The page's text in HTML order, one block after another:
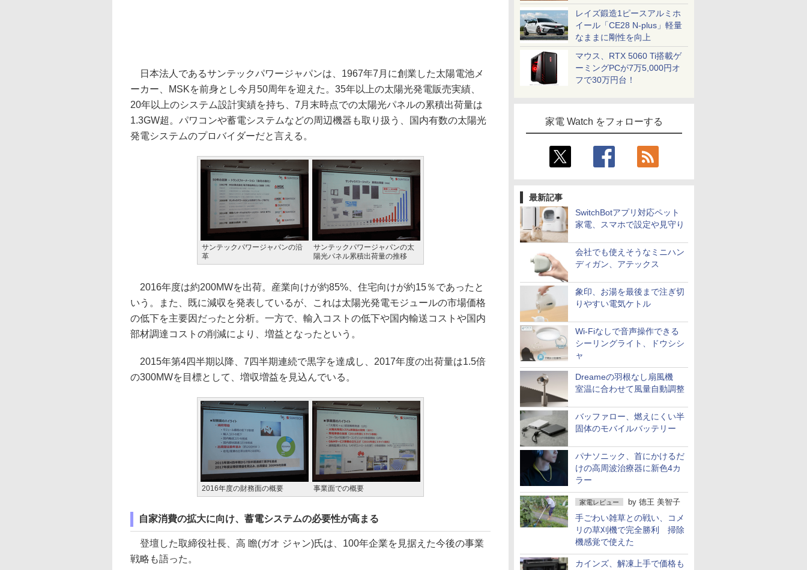
一気に聴く
レイズ鍛造1ピースアルミホ
イール「CE28 N-plus」軽量
なままに剛性を向上
マウス、RTX 5060 Ti搭載ゲ
ーミングPCが7万5,000円オ
フで30万円台！
家電 Watch をフォローする
最新記事
SwitchBotアプリ対応ペット
家電、スマホで設定や見守り
会社でも使えそうなミニハン
ディガン、アテックス
象印、お湯を最後まで注ぎ切
りやすい電気ケトル
Wi-Fiなしで音声操作できる
シーリングライト、ドウシシ
ャ
Dreameの羽根なし扇風機
室温に合わせて風量自動調整
バッファロー、燃えにくい半
固体のモバイルバッテリー
パナソニック、首にかけるだ
けの高周波治療器に新色4カ
ラー
家電レビュー by 徳王 美智子
手ごわい雑草との戦い、コメ
リの草刈機で完全勝利 掃除
機感覚で使えた
カインズ、解凍上手で価格も
日本法人であるサンテックパワージャパンは、1967年7月に創業した太陽電池メ
ーカー、MSKを前身とし今月50周年を迎えた。35年以上の太陽光発電販売実績、
20年以上のシステム設計実績を持ち、7月末時点での太陽光パネルの累積出荷量は
1.3GW超。パワコンや蓄電システムなどの周辺機器も取り扱う、国内有数の太陽光
発電システムのプロバイダーだと言える。
サンテックパワージャパンの沿
革
サンテックパワージャパンの太
陽光パネル累積出荷量の推移
2016年度は約200MWを出荷。産業向けが約85%、住宅向けが約15％であったと
いう。また、既に減収を発表しているが、これは太陽光発電モジュールの市場価格
の低下を主要因だったと分析。一方で、輸入コストの低下や国内輸送コストや国内
部材調達コストの削減により、増益となったという。
2015年第4四半期以降、7四半期連続で黒字を達成し、2017年度の出荷量は1.5倍
の300MWを目標として、増収増益を見込んでいる。
2016年度の財務面の概要 事業面での概要
自家消費の拡大に向け、蓄電システムの必要性が高まる
登壇した取締役社長、高 瞻(ガオ ジャン)氏は、100年企業を見据えた今後の事業
戦略も語った。